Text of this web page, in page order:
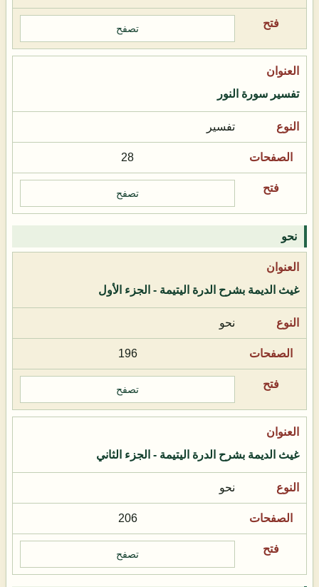
تصفح
تفسير سورة النور
تفسير
28
تصفح
نحو
غيث الديمة بشرح الدرة اليتيمة - الجزء الأول
نحو
196
تصفح
غيث الديمة بشرح الدرة اليتيمة - الجزء الثاني
نحو
206
تصفح